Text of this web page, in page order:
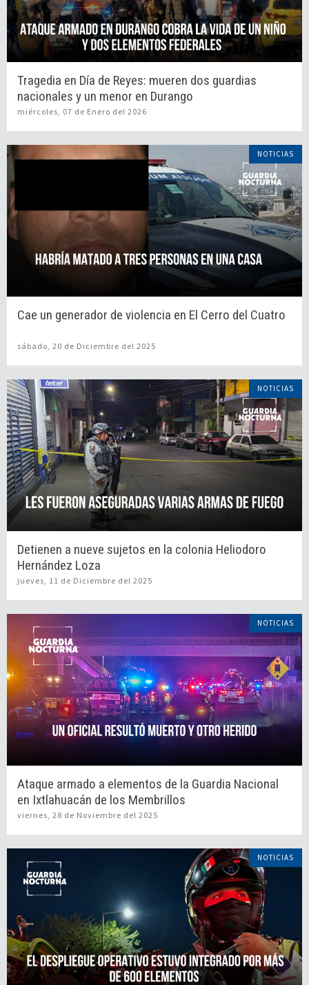
Tragedia en Día de Reyes: mueren dos guardias
nacionales y un menor en Durango
miércoles, 07 de Enero del 2026
NOTICIAS
Cae un generador de violencia en El Cerro del Cuatro
sábado, 20 de Diciembre del 2025
NOTICIAS
Detienen a nueve sujetos en la colonia Heliodoro
Hernández Loza
jueves, 11 de Diciembre del 2025
NOTICIAS
Ataque armado a elementos de la Guardia Nacional
en Ixtlahuacán de los Membrillos
viernes, 28 de Noviembre del 2025
NOTICIAS